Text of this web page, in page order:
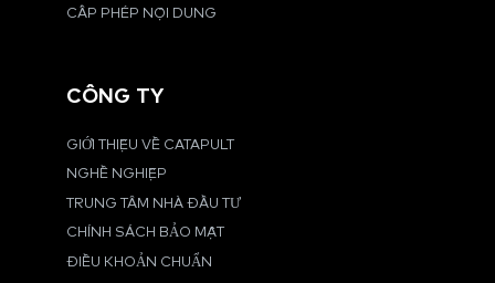
CẤP PHÉP NỘI DUNG
CÔNG TY
GIỚI THIỆU VỀ CATAPULT
NGHỀ NGHIỆP
TRUNG TÂM NHÀ ĐẦU TƯ
CHÍNH SÁCH BẢO MẬT
ĐIỀU KHOẢN CHUẨN